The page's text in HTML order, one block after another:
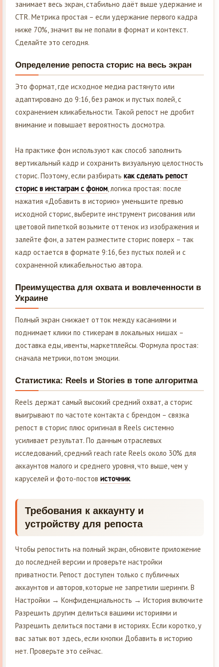
занимает весь экран, стабильно даёт выше удержание и
CTR. Метрика простая – если удержание первого кадра
ниже 70%, значит вы не попали в формат и контекст.
Сделайте это сегодня.
Определение репоста сторис на весь экран
Это формат, где исходное медиа растянуто или
адаптировано до 9:16, без рамок и пустых полей, с
сохранением кликабельности. Такой репост не дробит
внимание и повышает вероятность досмотра.
На практике фон используют как способ заполнить
вертикальный кадр и сохранить визуальную целостность
сторис. Поэтому, если разбирать как сделать репост
сторис в инстаграм с фоном, логика простая: после
нажатия «Добавить в историю» уменьшите превью
исходной сторис, выберите инструмент рисования или
цветовой пипеткой возьмите оттенок из изображения и
залейте фон, а затем разместите сторис поверх – так
кадр остается в формате 9:16, без пустых полей и с
сохраненной кликабельностью автора.
Преимущества для охвата и вовлеченности в
Украине
Полный экран снижает отток между касаниями и
поднимает клики по стикерам в локальных нишах –
доставка еды, ивенты, маркетплейсы. Формула простая:
сначала метрики, потом эмоции.
Статистика: Reels и Stories в топе алгоритма
Reels держат самый высокий средний охват, а сторис
выигрывают по частоте контакта с брендом – связка
репост в сторис плюс оригинал в Reels системно
усиливает результат. По данным отраслевых
исследований, средний reach rate Reels около 30% для
аккаунтов малого и среднего уровня, что выше, чем у
каруселей и фото-постов источник.
Требования к аккаунту и
устройству для репоста
Чтобы репостить на полный экран, обновите приложение
до последней версии и проверьте настройки
приватности. Репост доступен только с публичных
аккаунтов и авторов, которые не запретили шеринги. В
Настройки → Конфиденциальность → История включите
Разрешить другим делиться вашими историями и
Разрешить делиться постами в историях. Если коротко, у
вас затык вот здесь, если кнопки Добавить в историю
нет. Проверьте это сейчас.